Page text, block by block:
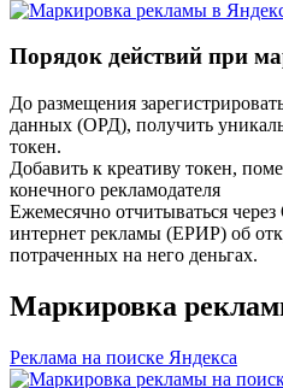
Порядок действий при
До размещения
данных (ОРД), получить
токен.
Добавить к креативу токен,
конечного рекламодателя
Ежемесячно отчитываться
интернет рекламы (ЕРИР) об
потраченных на него деньгах.
Маркировка
Реклама на поиске Яндекса